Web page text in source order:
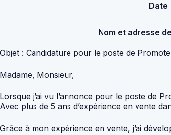
Date
Nom et adresse
Objet : Candidature pour le poste de
Madame, Monsieur,
Lorsque j’ai vu l’annonce pour le poste de
Avec plus de 5 ans d’expérience en vente
Grâce à mon expérience en vente, j’ai